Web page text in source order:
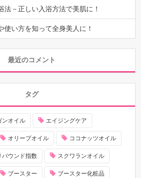
法－正しい入浴方法で美肌に！
使い方を知って全身美人に！
最近のコメント
タグ
ンオイル エイジングケア
オリーブオイル ココナッツオイル
バウンド指数 スクワランオイル
ブースター ブースター化粧品